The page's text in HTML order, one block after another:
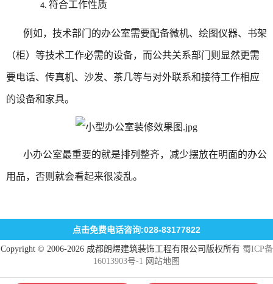
4. 符合工作性质
例如，技术部门的办公室需要配备微机、绘图仪器、书架
（柜）等技术工作必需的设备，而公共关系部门则显然更需
要电话、传真机、沙发、茶几等与对外联系和接待工作相应
的设备和家具。
小办公室最重要的就是排列整齐，减少摆放在明面的办公
用品，否则就会看起来很凌乱。
点击免费电话咨询:028-83177822
Copyright © 2006-2026 成都朗煜建筑装饰工程有限公司版权所有 蜀ICP备
16013903号-1 网站地图